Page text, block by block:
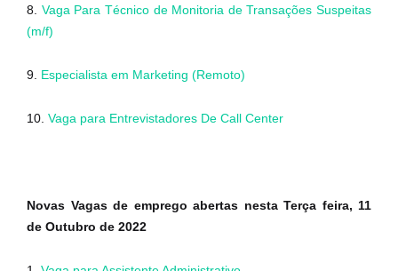
8. Vaga Para Técnico de Monitoria de Transações Suspeitas
(m/f)
9. Especialista em Marketing (Remoto)
10. Vaga para Entrevistadores De Call Center
Novas Vagas de emprego abertas nesta Terça feira, 11
de Outubro de 2022